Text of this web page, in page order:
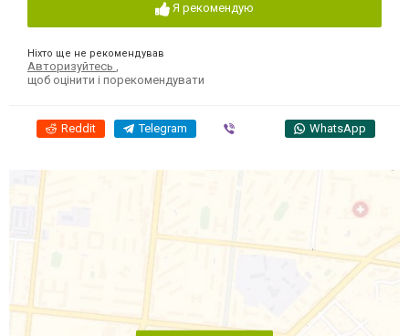
Я рекомендую
Ніхто ще не рекомендував
Авторизуйтесь
щоб оцінити і порекомендувати
Reddit Telegram WhatsApp